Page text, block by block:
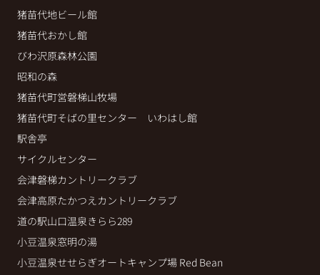
猪苗代地ビール館
猪苗代おかし館
びわ沢原森林公園
昭和の森
猪苗代町営磐梯山牧場
猪苗代町そばの里センター いわはし館
駅舎亭
サイクルセンター
会津磐梯カントリークラブ
会津高原たかつえカントリークラブ
道の駅山口温泉きらら289
小豆温泉窓明の湯
小豆温泉せせらぎオートキャンプ場 Red Bean